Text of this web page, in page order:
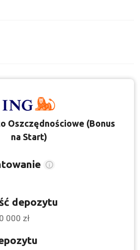
Oszczędnościowe (Bonus
na Start)
depozytu
000 zł